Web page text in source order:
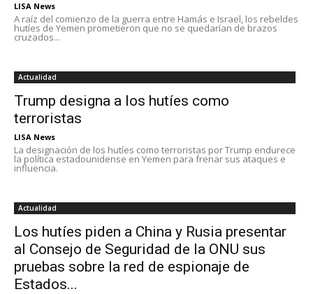
LISA News
A raíz del comienzo de la guerra entre Hamás e Israel, los rebeldes
hutíes de Yemen prometieron que no se quedarían de brazos
cruzados...
Actualidad
Trump designa a los hutíes como
terroristas
LISA News
La designación de los hutíes como terroristas por Trump endurece
la política estadounidense en Yemen para frenar sus ataques e
influencia.
Actualidad
Los hutíes piden a China y Rusia presentar
al Consejo de Seguridad de la ONU sus
pruebas sobre la red de espionaje de
Estados...